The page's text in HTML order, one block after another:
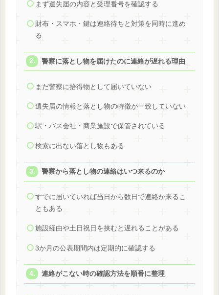
まず遺失届の内容と受理番号を確認する
財布・スマホ・鍵は連絡待ちと対策を同時に進め
る
警察に落とし物を届けたのに連絡が遅れる理由
まだ警察に拾得物として届いていない
遺失届の情報と落とし物の特徴が一致していない
駅・バス会社・商業施設で保管されている
検索に出ない落とし物もある
警察から落とし物の連絡はいつ来るのか
すでに届いていれば当日から数日で連絡が来るこ
ともある
施設経由や土日祝日を挟むと遅れることがある
3か月の公表期間内は定期的に確認する
連絡がこない時の確認方法を順番に整理